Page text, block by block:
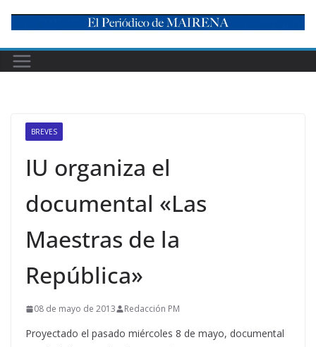
content
BREVES
IU organiza el
documental «Las
Maestras de la
República»
08 de mayo de 2013 Redacción PM
Proyectado el pasado miércoles 8 de mayo, documental